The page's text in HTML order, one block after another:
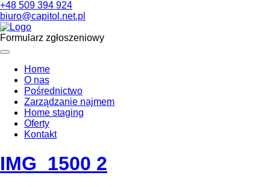
+48 509 394 924
biuro@capitol.net.pl
Formularz zgłoszeniowy
Home
O nas
Pośrednictwo
Zarządzanie najmem
Home staging
Oferty
Kontakt
IMG_1500 2